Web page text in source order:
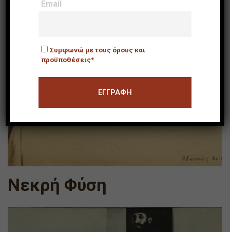
Νεκρή Φύση
Email
Συμφωνώ με τους όρους και
προϋποθέσεις*